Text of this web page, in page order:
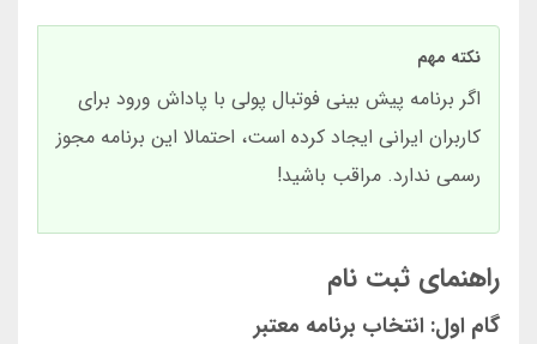
نکته مهم
اگر برنامه پیش بینی فوتبال پولی با پاداش ورود برای
کاربران ایرانی ایجاد کرده است، احتمالا این برنامه مجوز
رسمی ندارد. مراقب باشید!
راهنمای ثبت نام
گام اول: انتخاب برنامه معتبر